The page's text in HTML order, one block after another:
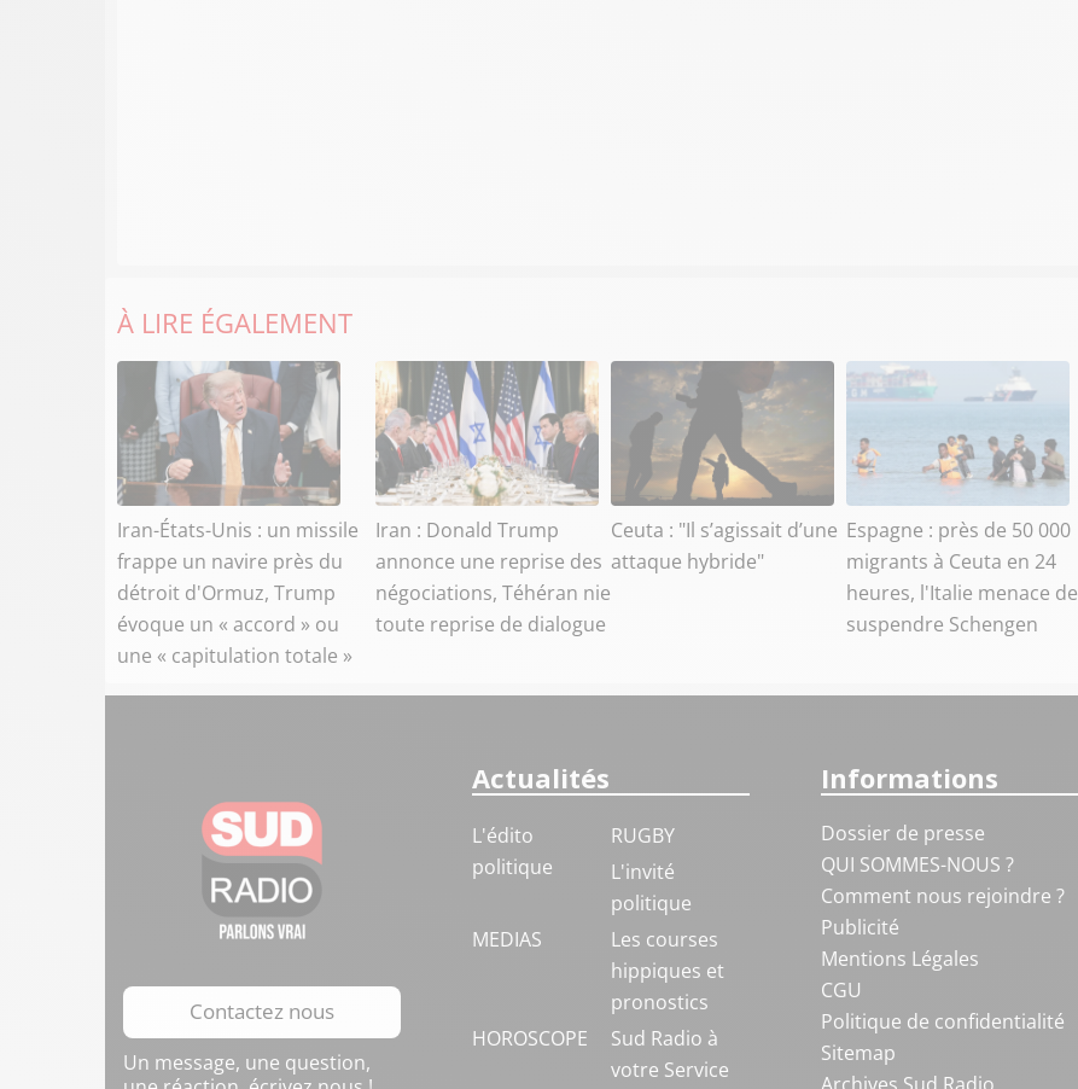
À LIRE ÉGALEMENT
Iran-États-Unis : un missile
frappe un navire près du
détroit d'Ormuz, Trump
évoque un « accord » ou
une « capitulation totale »
Iran : Donald Trump
annonce une reprise des
négociations, Téhéran nie
toute reprise de dialogue
Ceuta : "Il s’agissait d’une
attaque hybride"
Espagne : près de 50 000
migrants à Ceuta en 24
heures, l'Italie menace de
suspendre Schengen
Contactez nous
Un message, une question,
Actualités
L'édito
politique
RUGBY
L'invité
politique
MEDIAS
Les courses
hippiques et
pronostics
HOROSCOPE
Sud Radio à
votre Service
Informations
Dossier de presse
QUI SOMMES-NOUS ?
Comment nous rejoindre ?
Publicité
Mentions Légales
CGU
Politique de confidentialité
Sitemap